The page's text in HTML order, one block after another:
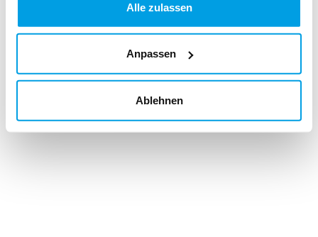
Alle zulassen
Anpassen
Ablehnen